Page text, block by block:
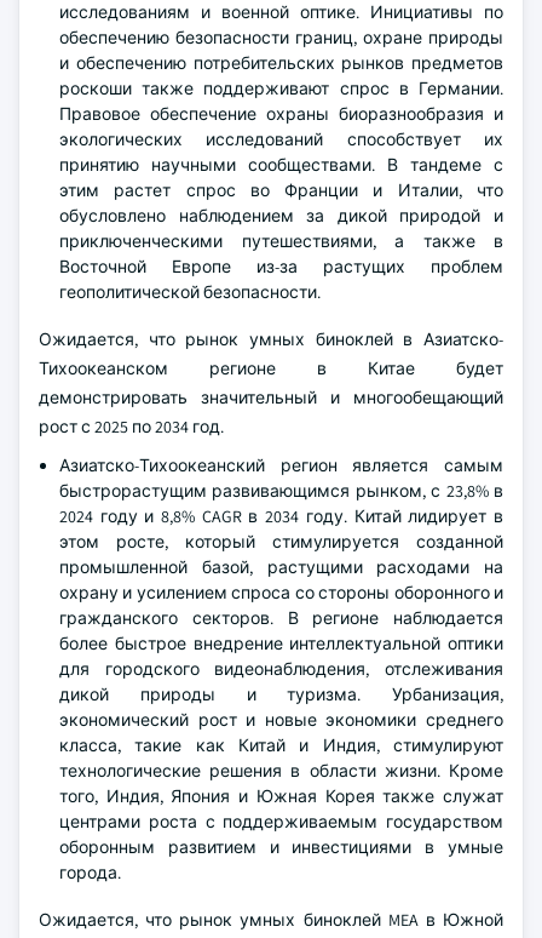
исследованиям и военной оптике. Инициативы по
обеспечению безопасности границ, охране природы
и обеспечению потребительских рынков предметов
роскоши также поддерживают спрос в Германии.
Правовое обеспечение охраны биоразнообразия и
экологических исследований способствует их
принятию научными сообществами. В тандеме с
этим растет спрос во Франции и Италии, что
обусловлено наблюдением за дикой природой и
приключенческими путешествиями, а также в
Восточной Европе из-за растущих проблем
геополитической безопасности.
Ожидается, что рынок умных биноклей в Азиатско-
Тихоокеанском регионе в Китае будет
демонстрировать значительный и многообещающий
рост с 2025 по 2034 год.
Азиатско-Тихоокеанский регион является самым
быстрорастущим развивающимся рынком, с 23,8% в
2024 году и 8,8% CAGR в 2034 году. Китай лидирует в
этом росте, который стимулируется созданной
промышленной базой, растущими расходами на
охрану и усилением спроса со стороны оборонного и
гражданского секторов. В регионе наблюдается
более быстрое внедрение интеллектуальной оптики
для городского видеонаблюдения, отслеживания
дикой природы и туризма. Урбанизация,
экономический рост и новые экономики среднего
класса, такие как Китай и Индия, стимулируют
технологические решения в области жизни. Кроме
того, Индия, Япония и Южная Корея также служат
центрами роста с поддерживаемым государством
оборонным развитием и инвестициями в умные
города.
Ожидается, что рынок умных биноклей MEA в Южной